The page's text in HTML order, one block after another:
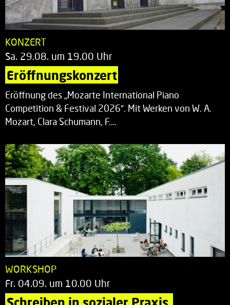
KONZERT
Sa. 29.08. um 19.00 Uhr
Eröffnungskonzert
Eröffnung des „Mozarte International Piano
Competition & Festival 2026“. Mit Werken von W. A.
Mozart, Clara Schumann, F.…
WORKSHOP
Fr. 04.09. um 10.00 Uhr